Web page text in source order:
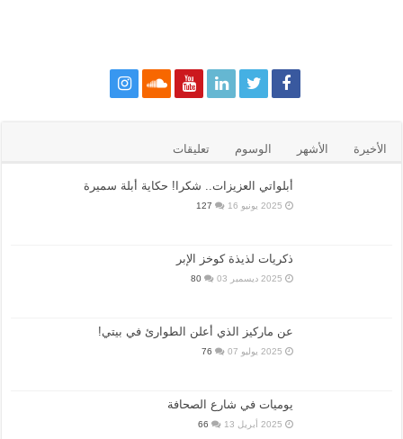
الأخيرة الأشهر الوسوم تعليقات
أبلواتي العزيزات.. شكرا! حكاية أبلة سميرة
2025 يونيو 16 127
ذكريات لذيذة كوخز الإبر
2025 ديسمبر 03 80
عن ماركيز الذي أعلن الطوارئ في بيتي!
2025 يوليو 07 76
يوميات في شارع الصحافة
2025 أبريل 13 66